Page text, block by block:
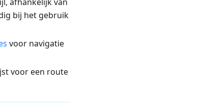
bij het gebruik
voor navigatie
voor een route